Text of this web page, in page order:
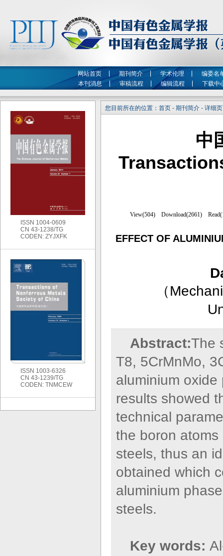
网站首页 期刊简介 学术伦理
编委名
本刊消息
审稿流程 编辑流程 下载中
您目前所在的位置：首页 - 期刊简介 - 详细
中
EFFECT OF
（
Abstract:The
T8, 5CrMnMo,
aluminium
results showed
technical
the boron
steels, thus an
obtained which
aluminium
steels.
Key words:
ISSN 1004-0609
CN 43-1238/TG
CODEN: ZYJXFK
ISSN 1003-6326
CN 43-1239/TG
CODEN: TNMCEW